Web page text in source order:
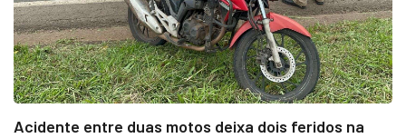
Acidente entre duas motos deixa dois feridos na